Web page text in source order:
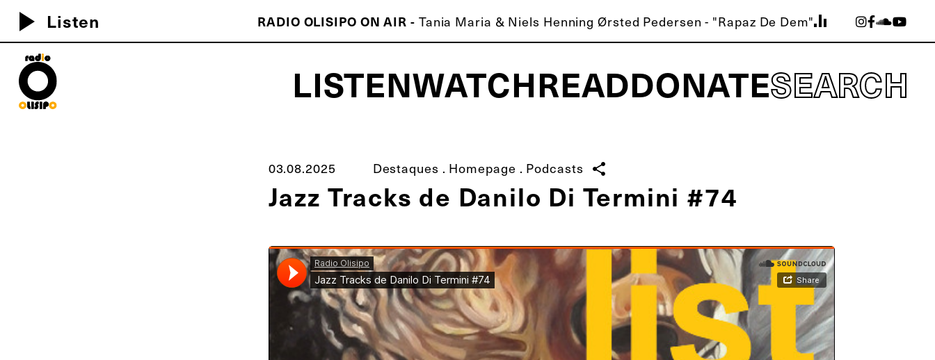
play_arrow Listen RADIO OLISIPO ON AIR - Tania Maria & Niels Henning Ørsted Pedersen - "Rapaz De Dem"
LISTENWATCHREADDONATESEARCH
03.08.2025 Destaques . Homepage . Podcasts share
Jazz Tracks de Danilo Di Termini #74